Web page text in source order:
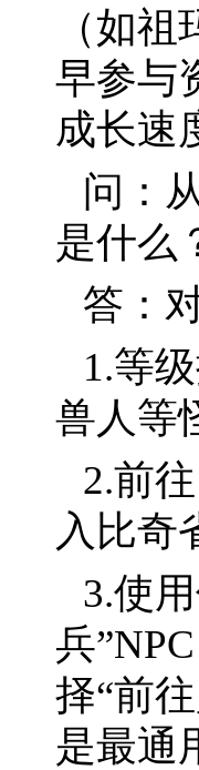
（如
早参与
成长速
问：
是什么
答：
1.等
兽人等
2.前
入比奇
3.使
兵
择“前
是最通